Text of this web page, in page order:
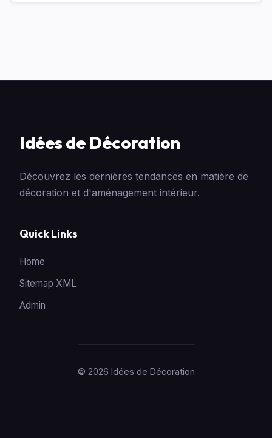
Idées de Décoration
Découvrez les dernières tendances en matière de
décoration et d'aménagement intérieur.
Quick Links
Home
Sitemap XML
Admin
© 2026 Idées de Décoration